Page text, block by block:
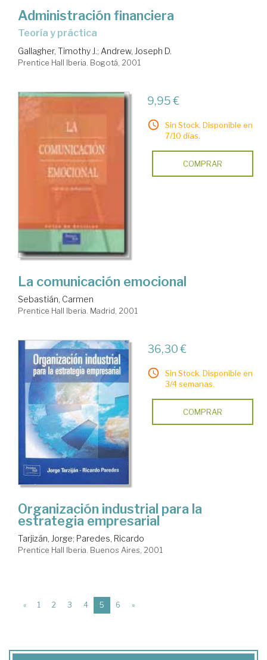
Administración financiera
teoría y práctica
Gallagher, Timothy J.; Andrew, Joseph D.
Prentice Hall Iberia. Bogotá, 2001
9,95 €
Sin Stock. Disponible en
7/10 días.
COMPRAR
La comunicación emocional
Sebastián, Carmen
Prentice Hall Iberia. Madrid, 2001
36,30 €
Sin Stock. Disponible en
3/4 semanas.
COMPRAR
Organización industrial para la
estrategia empresarial
Tarjizán, Jorge; Paredes, Ricardo
Prentice Hall Iberia. Buenos Aires, 2001
« 1 2 3 4 5 (current)
6 »